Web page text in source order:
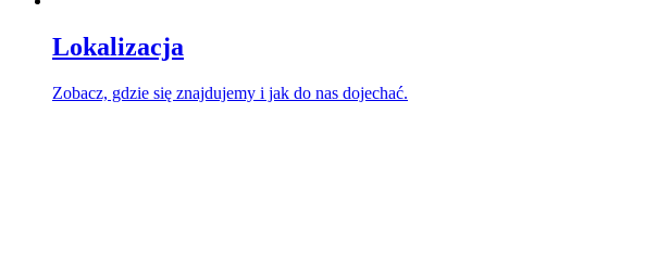
Lokalizacja
Zobacz, gdzie się znajdujemy i jak do nas dojechać.